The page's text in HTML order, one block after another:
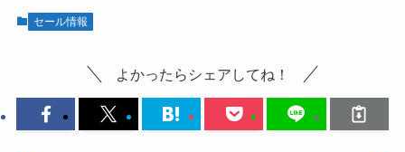
セール情報
よかったらシェアしてね！